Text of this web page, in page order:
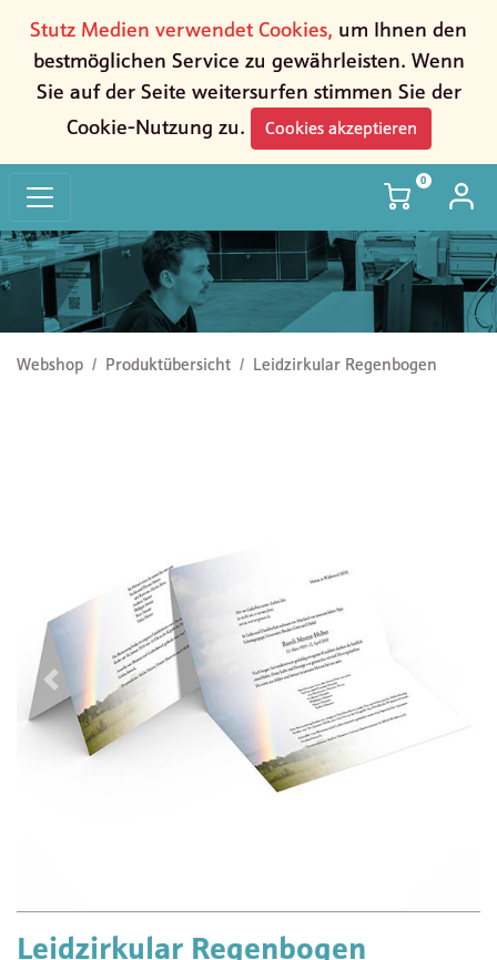
Stutz Medien verwendet Cookies, um Ihnen den
bestmöglichen Service zu gewährleisten. Wenn
Sie auf der Seite weitersurfen stimmen Sie der
Cookie-Nutzung zu.
Cookies akzeptieren
0
Webshop Produktübersicht Leidzirkular Regenbogen
Leidzirkular Regenbogen
Vorherige
Leidzirkular Regenbogen